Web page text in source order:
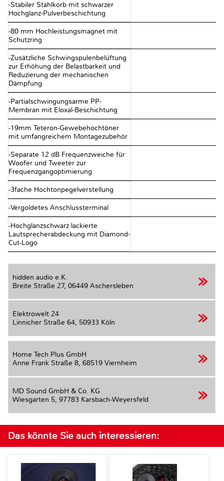
-Stabiler Stahlkorb mit schwarzer
Hochglanz-Pulverbeschichtung
-80 mm Hochleistungsmagnet mit
Schutzring
-Zusätzliche Schwingspulenbelüftung
zur Erhöhung der Belastbarkeit und
Reduzierung der mechanischen
Dämpfung
-Partialschwingungsarme PP-
Membran mit Eloxal-Beschichtung
-19mm Teteron-Gewebehochtöner
mit umfangreichem Montagezubehör
-Separate 12 dB Frequenzweiche für
Woofer und Tweeter zur
Frequenzgangoptimierung
-3fache Hochtonpegelverstellung
-Vergoldetes Anschlussterminal
-Hochglanzschwarz lackierte
Lautsprecherabdeckung mit Diamond-
Cut-Logo
hidden audio e.K.
Breite Straße 27, 06449 Aschersleben
Elektrowelt 24
Linnicher Straße 64, 50933 Köln
Home Tech Plus GmbH
Anne Frank Straße 8, 68519 Viernheim
MD Sound GmbH & Co. KG
Wiesgarten 5, 97783 Karsbach-Weyersfeld
Das könnte Sie auch interessieren: